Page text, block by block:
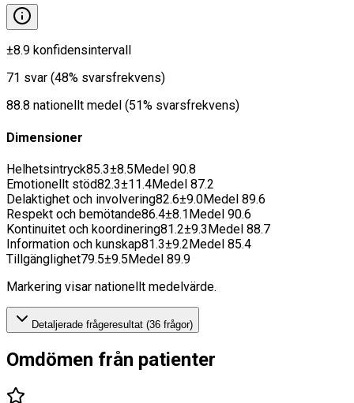
±8.9 konfidensintervall
71 svar (48% svarsfrekvens)
88.8 nationellt medel (51% svarsfrekvens)
Dimensioner
Helhetsintryck85.3±8.5Medel 90.8
Emotionellt stöd82.3±11.4Medel 87.2
Delaktighet och involvering82.6±9.0Medel 89.6
Respekt och bemötande86.4±8.1Medel 90.6
Kontinuitet och koordinering81.2±9.3Medel 88.7
Information och kunskap81.3±9.2Medel 85.4
Tillgänglighet79.5±9.5Medel 89.9
Markering visar nationellt medelvärde.
Detaljerade frågeresultat (36 frågor)
Omdömen från patienter